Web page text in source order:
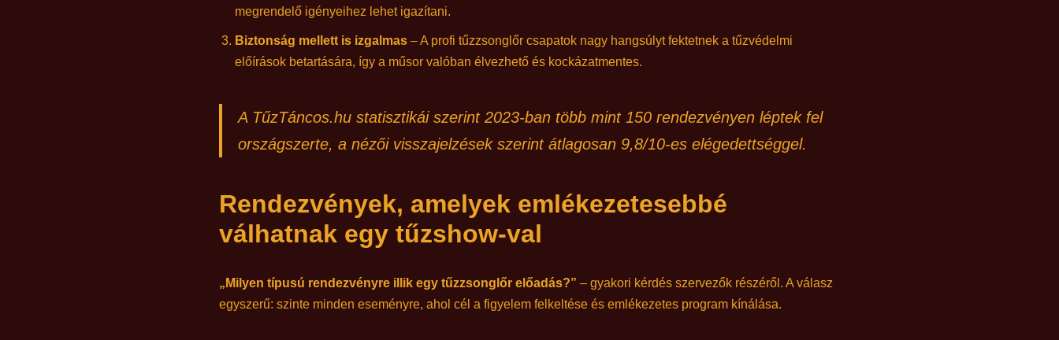
megrendelő igényeihez lehet igazítani.
Biztonság mellett is izgalmas– A profi tűzzsonglőr csapatok nagy hangsúlyt fektetnek a tűzvédelmi
előírások betartására, így a műsor valóban élvezhető és kockázatmentes.
A TűzTáncos.hu statisztikái szerint 2023-ban több mint 150 rendezvényen léptek fel
országszerte, a nézői visszajelzések szerint átlagosan 9,8/10-es elégedettséggel.
Rendezvények, amelyek emlékezetesebbé
válhatnak egy tűzshow-val
„Milyen típusú rendezvényre illik egy tűzzsonglőr előadás?” – gyakori kérdés szervezők részéről. A válasz
egyszerű: szinte minden eseményre, ahol cél a figyelem felkeltése és emlékezetes program kínálása.